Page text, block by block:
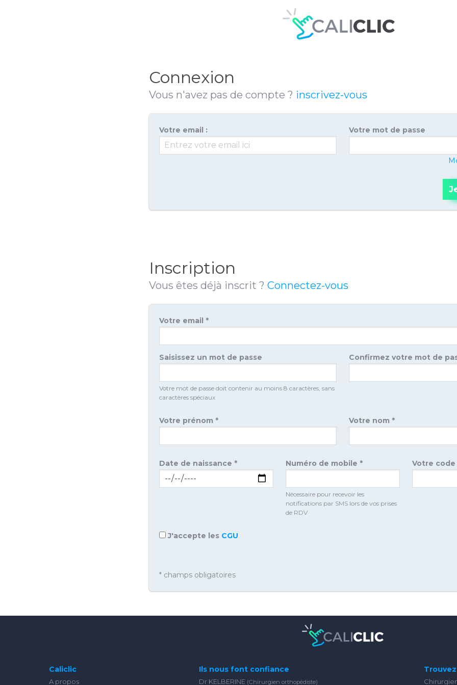
Connexion
Vous n'avez pas de compte ? inscrivez-vous
Votre email : Votre mot de passe
Inscription
Vous êtes déjà inscrit ? Connectez-vous
Votre email *
Saisissez un mot de passe
Votre mot de passe doit contenir au moins 8 caractères, sans
caractères spéciaux
Confirmez votre mot de
Votre prénom * Votre nom *
Date de naissance * Numéro de mobile *
Nécessaire pour recevoir les
notifications par SMS lors de vos prises
de RDV
Votre
J'accepte les CGU
* champs obligatoires
Caliclic
A propos
Ils nous font confiance
Dr KELBERINE (Chirurgien orthopédiste)